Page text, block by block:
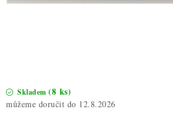
Nepřevzetí zásilky na dobírku
Skladem (8 ks)
12.8.2026